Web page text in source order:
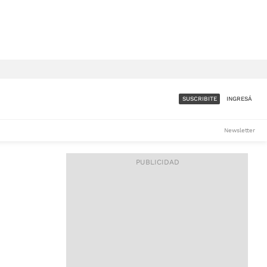
ACCESO FULL - $1.800/MES
SUSCRIBITE INGRESÁ
Newsletter